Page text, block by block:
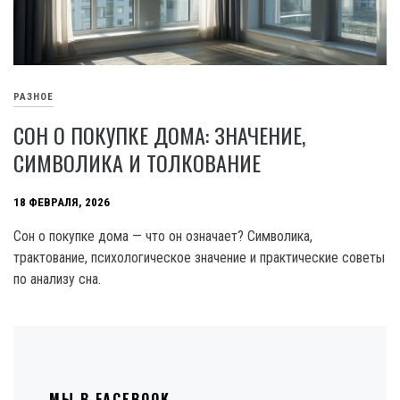
РАЗНОЕ
СОН О ПОКУПКЕ ДОМА: ЗНАЧЕНИЕ,
СИМВОЛИКА И ТОЛКОВАНИЕ
18 ФЕВРАЛЯ, 2026
Сон о покупке дома — что он означает? Символика,
трактование, психологическое значение и практические советы
по анализу сна.